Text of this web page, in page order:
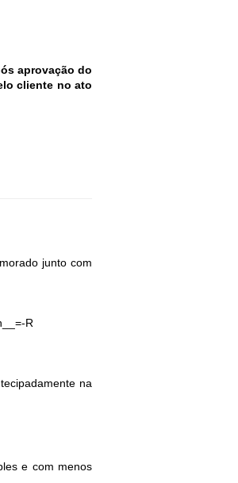
aprovação do
cliente no ato
junto com
R
na
e com menos